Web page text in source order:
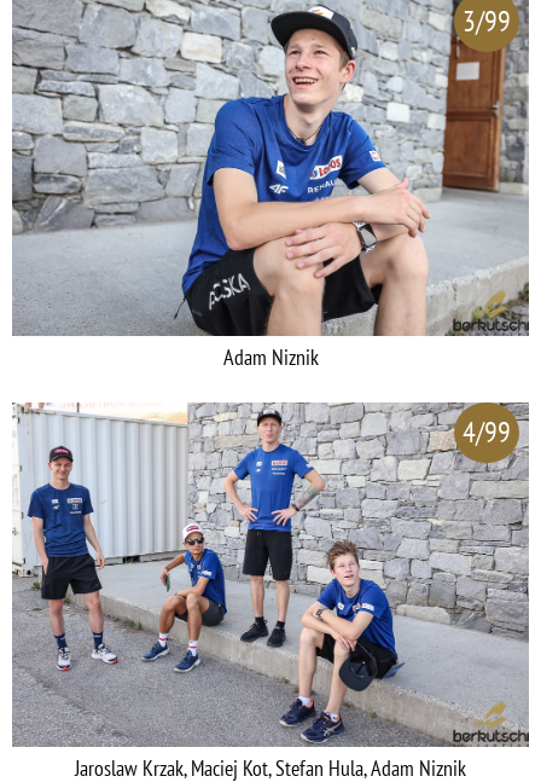
3/99
Adam Niznik
4/99
Jaroslaw Krzak, Maciej Kot, Stefan Hula, Adam Niznik